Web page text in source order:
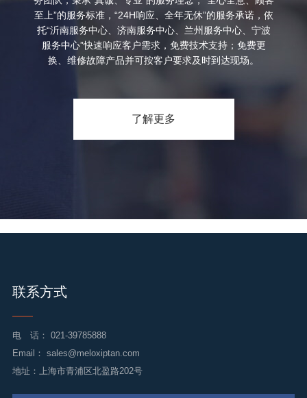
至上”的服务标准，“24H响应、全年无休”的服务承诺，依
托“沂南服务中心、济南服务中心、兰州服务中心、宁波
服务中心”快速响应客户需求，免费技术支持；免费更
换、维修故障产品并可按客户要求及时到达现场。
了解更多
联系方式
电 话： 021-39785888
Email： sales@meloxiptan.com
地址：上海市青浦区北盈路202号